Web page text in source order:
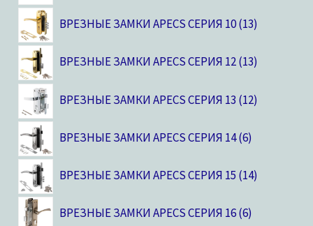
ВРЕЗНЫЕ ЗАМКИ APECS СЕРИЯ 10 13
ВРЕЗНЫЕ ЗАМКИ APECS СЕРИЯ 12 13
ВРЕЗНЫЕ ЗАМКИ APECS СЕРИЯ 13 12
ВРЕЗНЫЕ ЗАМКИ APECS СЕРИЯ 14 6
ВРЕЗНЫЕ ЗАМКИ APECS СЕРИЯ 15 14
ВРЕЗНЫЕ ЗАМКИ APECS СЕРИЯ 16 6